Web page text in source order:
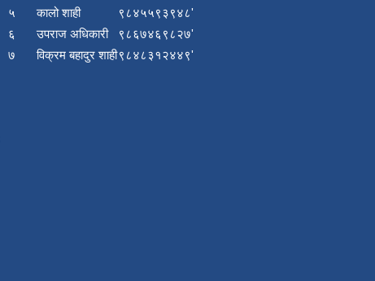
५
कालो शाही
९८४५५९३९४८'
६
उपराज अधिकारी
९८६७४६९८२७'
७
विक्रम बहादुर शाही९८४८३१२४४९'